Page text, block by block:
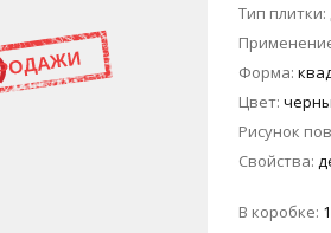
Тип плитки
Форма
Цвет
Рисунок
Свойства
В коробке